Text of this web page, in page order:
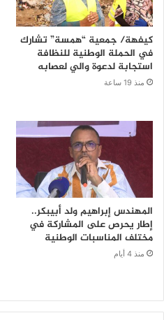
كيفهة/ جمعية “همسة” تشارك
في الحملة الوطنية للنظافة
استجابة لدعوة والي لعصابه
منذ 19 ساعة
المهندس إبراهيم ولد أبيبكر..
إطار يحرص على المشاركة في
مختلف المناسبات الوطنية
منذ 4 أيام